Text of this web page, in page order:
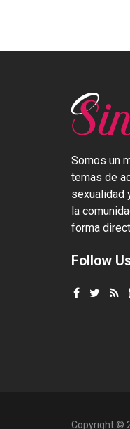
Somos un
temas de
sexualidad
la
forma
Follow
Copyright ©